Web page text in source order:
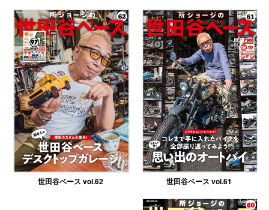
世田谷ベース vol.62 世田谷ベース vol.61